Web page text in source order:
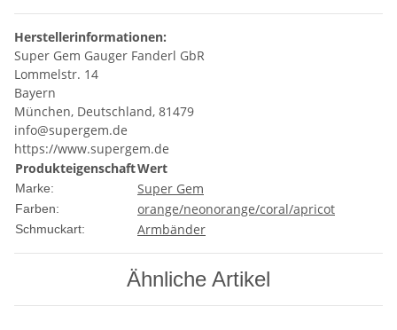
Herstellerinformationen:
Super Gem Gauger Fanderl GbR
Lommelstr. 14
Bayern
München, Deutschland, 81479
info@supergem.de
https://www.supergem.de
ProdukteigenschaftWert
Marke: Super Gem
Farben: orange/neonorange/coral/apricot
Schmuckart: Armbänder
Ähnliche Artikel